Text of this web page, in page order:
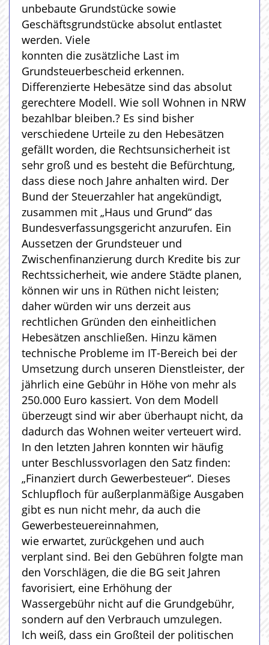
unbebaute Grundstücke sowie
Geschäftsgrundstücke absolut entlastet
werden. Viele
konnten die zusätzliche Last im
Grundsteuerbescheid erkennen.
Differenzierte Hebesätze sind das absolut
gerechtere Modell. Wie soll Wohnen in NRW
bezahlbar bleiben.? Es sind bisher
verschiedene Urteile zu den Hebesätzen
gefällt worden, die Rechtsunsicherheit ist
sehr groß und es besteht die Befürchtung,
dass diese noch Jahre anhalten wird. Der
Bund der Steuerzahler hat angekündigt,
zusammen mit „Haus und Grund“ das
Bundesverfassungsgericht anzurufen. Ein
Aussetzen der Grundsteuer und
Zwischenfinanzierung durch Kredite bis zur
Rechtssicherheit, wie andere Städte planen,
können wir uns in Rüthen nicht leisten;
daher würden wir uns derzeit aus
rechtlichen Gründen den einheitlichen
Hebesätzen anschließen. Hinzu kämen
technische Probleme im IT-Bereich bei der
Umsetzung durch unseren Dienstleister, der
jährlich eine Gebühr in Höhe von mehr als
250.000 Euro kassiert. Von dem Modell
überzeugt sind wir aber überhaupt nicht, da
dadurch das Wohnen weiter verteuert wird.
In den letzten Jahren konnten wir häufig
unter Beschlussvorlagen den Satz finden:
„Finanziert durch Gewerbesteuer“. Dieses
Schlupfloch für außerplanmäßige Ausgaben
gibt es nun nicht mehr, da auch die
Gewerbesteuereinnahmen,
wie erwartet, zurückgehen und auch
verplant sind. Bei den Gebühren folgte man
den Vorschlägen, die die BG seit Jahren
favorisiert, eine Erhöhung der
Wassergebühr nicht auf die Grundgebühr,
sondern auf den Verbrauch umzulegen.
Ich weiß, dass ein Großteil der politischen